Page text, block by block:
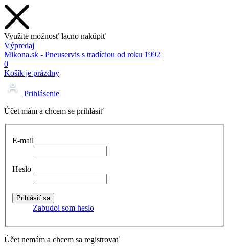
Využite možnosť lacno nakúpiť
Výpredaj
Mikona.sk - Pneuservis s tradíciou od roku 1992
0
Košík je prázdny
Prihlásenie
Účet mám a chcem se prihlásiť
E-mail
Heslo
Zabudol som heslo
Účet nemám a chcem sa registrovať